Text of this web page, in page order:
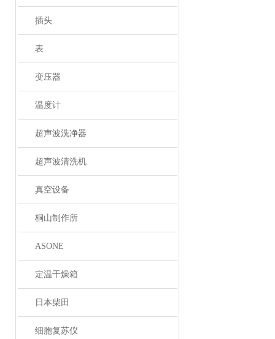
插头
表
变压器
温度计
超声波洗净器
超声波清洗机
真空设备
桐山制作所
ASONE
定温干燥箱
日本柴田
细胞复苏仪